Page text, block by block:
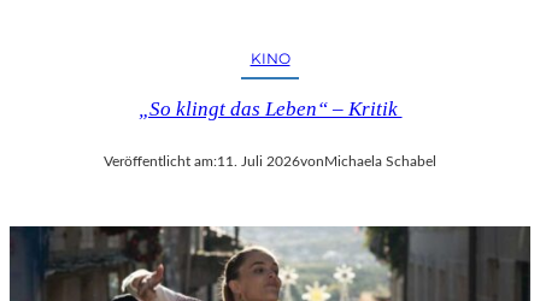
KINO
„So klingt das Leben“ – Kritik
Veröffentlicht am:11. Juli 2026vonMichaela Schabel